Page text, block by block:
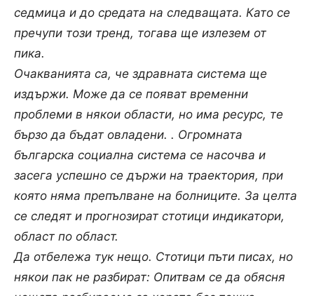
седмица и до средата на следващата. Като се
пречупи този тренд, тогава ще излезем от
пика.
Очакванията са, че здравната система ще
издържи. Може да се появат временни
проблеми в някои области, но има ресурс, те
бързо да бъдат овладени. . Огромната
българска социална система се насочва и
засега успешно се държи на траектория, при
която няма препълване на болниците. За целта
се следят и прогнозират стотици индикатори,
област по област.
Да отбележа тук нещо. Стотици пъти писах, но
някои пак не разбират: Опитвам се да обясня